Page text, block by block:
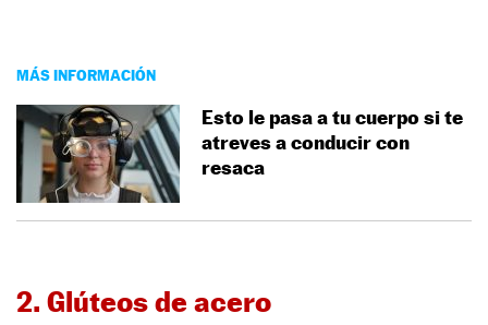
MÁS INFORMACIÓN
Esto le pasa a tu cuerpo si te
atreves a conducir con
resaca
2. Glúteos de acero